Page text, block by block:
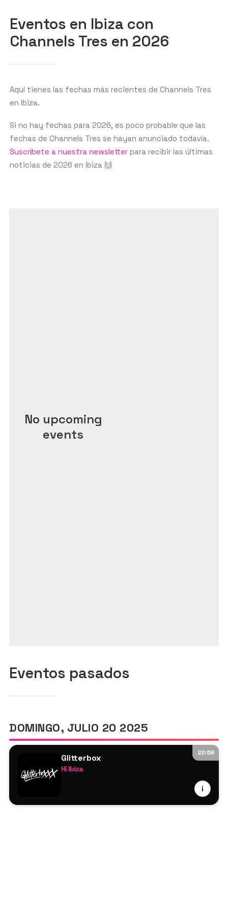
Eventos en Ibiza con
Channels Tres en 2026
Aquí tienes las fechas más recientes de Channels Tres
en Ibiza.
Si no hay fechas para 2026, es poco probable que las
fechas de Channels Tres se hayan anunciado todavía.
Suscríbete a nuestra newsletter para recibir las últimas
noticias de 2026 en Ibiza 🙌
No upcoming
events
Eventos pasados
DOMINGO, JULIO 20 2025
22:59
Glitterbox
Hï Ibiza
i
Mousse T.